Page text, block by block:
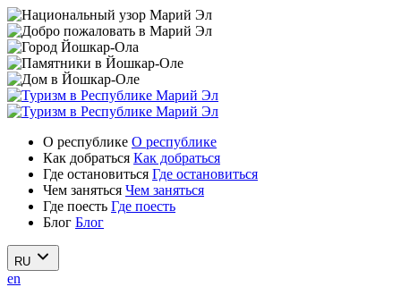
О республике О республике
Как добраться Как добраться
Где остановиться Где остановиться
Чем заняться Чем заняться
Где поесть Где поесть
Блог Блог
RU
en